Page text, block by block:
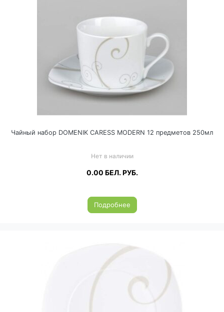
Чайный набор DOMENIK CARESS MODERN 12 предметов 250мл
Нет в наличии
0.00 БЕЛ. РУБ.
Подробнее